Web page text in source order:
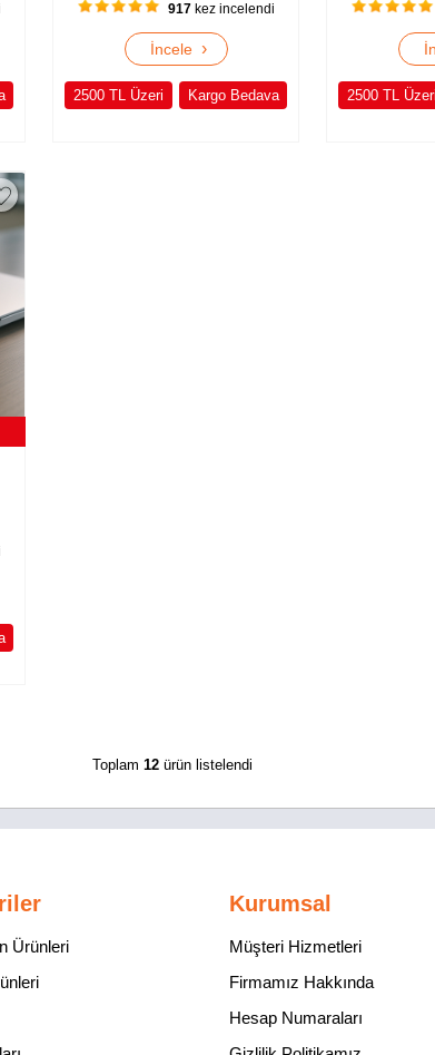
917kez incelendi
İncele ›
2500 TL Üzeri Kargo Bedava 2500 TL Üzeri
Toplam 12 ürün listelendi
Kurumsal
Ürünleri
Müşteri Hizmetleri
Firmamız Hakkında
Hesap Numaraları